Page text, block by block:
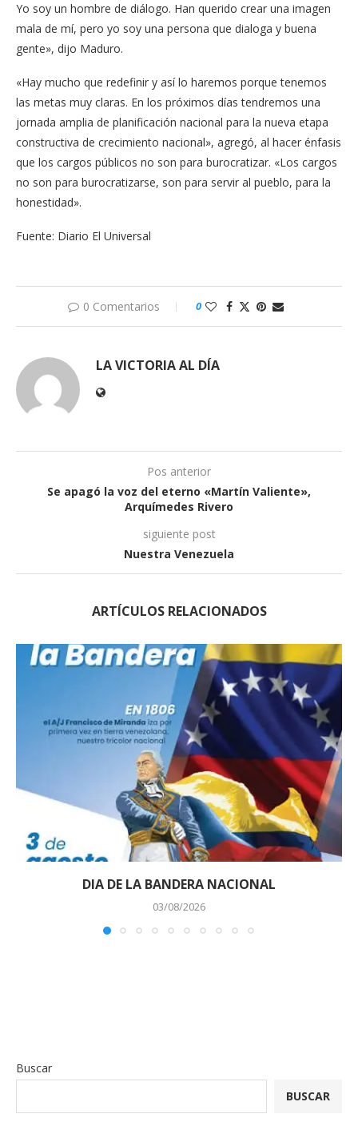
Yo soy un hombre de diálogo. Han querido crear una imagen
mala de mí, pero yo soy una persona que dialoga y buena
gente», dijo Maduro.
«Hay mucho que redefinir y así lo haremos porque tenemos
las metas muy claras. En los próximos días tendremos una
jornada amplia de planificación nacional para la nueva etapa
constructiva de crecimiento nacional», agregó, al hacer énfasis
que los cargos públicos no son para burocratizar. «Los cargos
no son para burocratizarse, son para servir al pueblo, para la
honestidad».
Fuente: Diario El Universal
0 Comentarios 0
LA VICTORIA AL DÍA
Pos anterior
Se apagó la voz del eterno «Martín Valiente»,
Arquímedes Rivero
siguiente post
Nuestra Venezuela
ARTÍCULOS RELACIONADOS
DIA DE LA BANDERA NACIONAL
03/08/2026
Buscar
BUSCAR